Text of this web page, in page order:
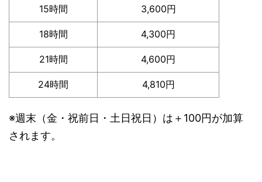
15時間 3,600円
18時間 4,300円
21時間 4,600円
24時間 4,810円
※週末（金・祝前日・土日祝日）は＋100円が加算
されます。